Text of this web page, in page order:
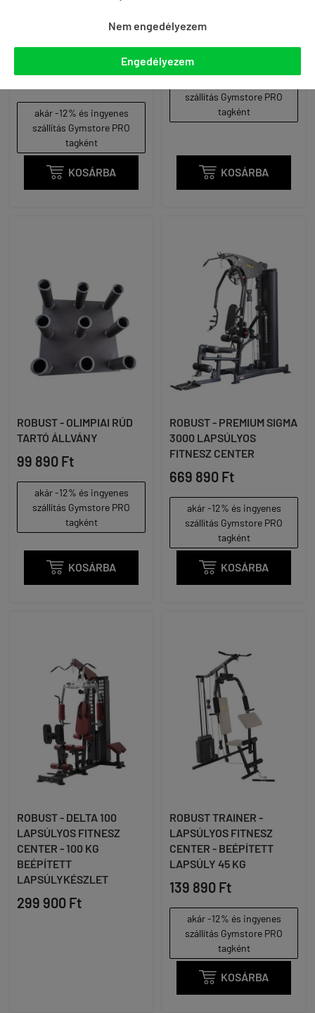
Nem engedélyezem
Engedélyezem
X-SHAPE - SÚLYZÓTARTÓ
akár -12% és ingyenes
szállítás Gymstore PRO
tagként
 KOSÁRBA
TARTÓ ÁLLVÁNY
119 890 Ft
szállítás Gymstore PRO
tagként
 KOSÁRBA
ROBUST - OLIMPIAI RÚD
TARTÓ ÁLLVÁNY
99 890 Ft
akár -12% és ingyenes
szállítás Gymstore PRO
tagként
 KOSÁRBA
ROBUST - PREMIUM SIGMA
3000 LAPSÚLYOS
FITNESZ CENTER
669 890 Ft
akár -12% és ingyenes
szállítás Gymstore PRO
tagként
 KOSÁRBA
ROBUST - DELTA 100
LAPSÚLYOS FITNESZ
CENTER - 100 KG
BEÉPÍTETT
LAPSÚLYKÉSZLET
299 900 Ft
ROBUST TRAINER -
LAPSÚLYOS FITNESZ
CENTER - BEÉPÍTETT
LAPSÚLY 45 KG
139 890 Ft
akár -12% és ingyenes
szállítás Gymstore PRO
tagként
 KOSÁRBA